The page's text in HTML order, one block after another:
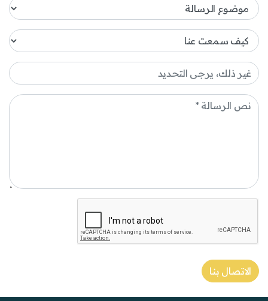
الاتصال بنا